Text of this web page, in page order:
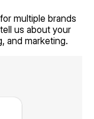
multiple brands
us about your
and marketing.